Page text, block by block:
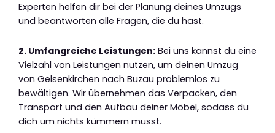
Experten helfen dir bei der Planung deines Umzugs
und beantworten alle Fragen, die du hast.
2. Umfangreiche Leistungen: Bei uns kannst du eine
Vielzahl von Leistungen nutzen, um deinen Umzug
von Gelsenkirchen nach Buzau problemlos zu
bewältigen. Wir übernehmen das Verpacken, den
Transport und den Aufbau deiner Möbel, sodass du
dich um nichts kümmern musst.